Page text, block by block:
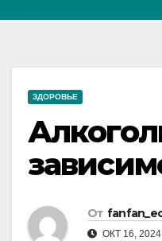
ЗДОРОВЬЕ
От
ОКТ 16, 2024